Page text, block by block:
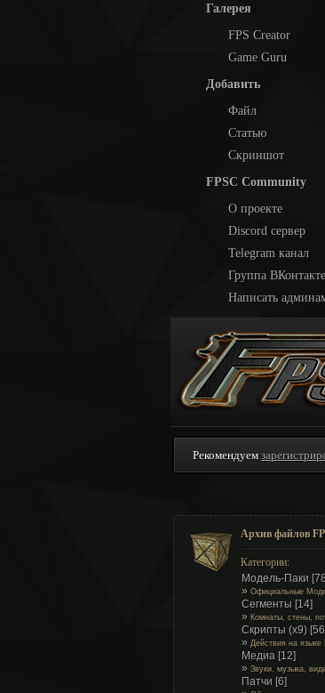
Галерея
FPS Creator
Game Guru
Добавить
Файл
Статью
Скриншот
FPSC Community
О проекте
Discord сервер
Telegram канал
Группа ВКонтакте
Написать
Рекомендуем
Архив файлов
Категории:
Модель-Паки
» Официальные
Сегменты [14]
» Комнаты, стены,
Скрипты (x9)
» Действия на языке
Медиа [12]
» Звуки, музыка,
Патчи [6]